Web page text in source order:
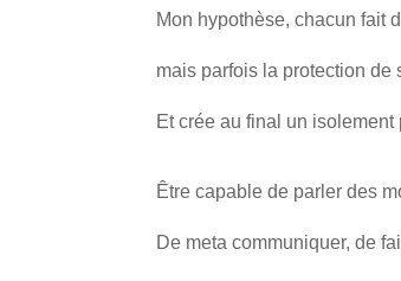
Mon hypothèse, chacun fait
mais parfois la protection de
Et crée au final un
Être capable de parler des
De meta communiquer, de